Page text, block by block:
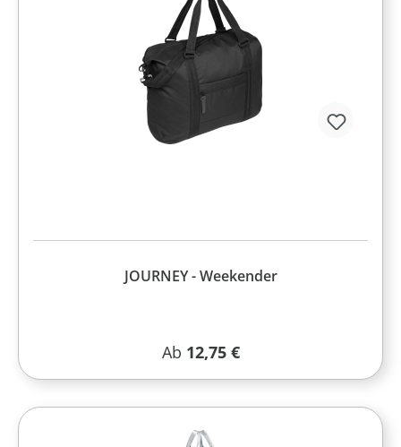
JOURNEY - Weekender
Regulärer Preis:
Ab 12,75 €